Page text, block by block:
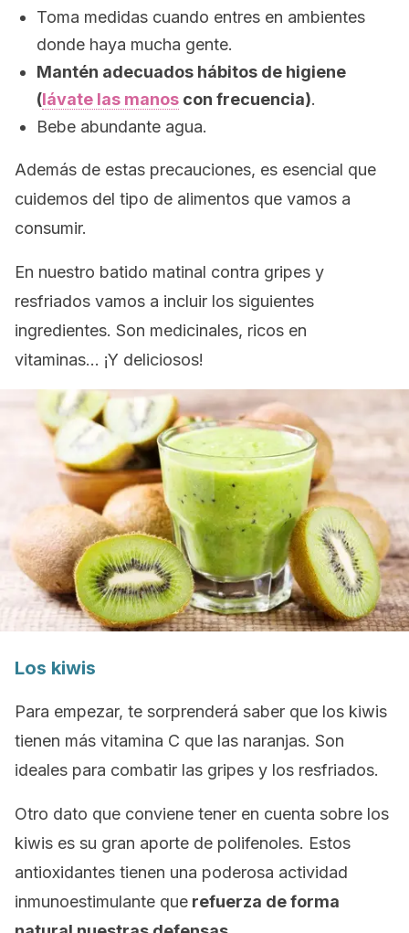
Toma medidas cuando entres en ambientes
donde haya mucha gente.
Mantén adecuados hábitos de higiene
(lávate las manos con frecuencia).
Bebe abundante agua.
Además de estas precauciones, es esencial que
cuidemos del tipo de alimentos que vamos a
consumir.
En nuestro batido matinal contra gripes y
resfriados vamos a incluir los siguientes
ingredientes. Son medicinales, ricos en
vitaminas… ¡Y deliciosos!
Los kiwis
Para empezar, te sorprenderá saber que los kiwis
tienen más vitamina C que las naranjas. Son
ideales para combatir las gripes y los resfriados.
Otro dato que conviene tener en cuenta sobre los
kiwis es su gran aporte de polifenoles. Estos
antioxidantes tienen una poderosa actividad
inmunoestimulante que refuerza de forma